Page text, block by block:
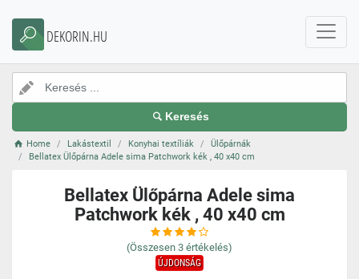
DEKORIN.HU
Keresés
Home Lakástextil Konyhai textíliák
Ülőpárnák
Bellatex Ülőpárna Adele sima Patchwork kék , 40 x40 cm
Bellatex Ülőpárna Adele sima
Patchwork kék , 40 x40 cm
(Összesen 3 értékelés)
ÚJDONSÁG